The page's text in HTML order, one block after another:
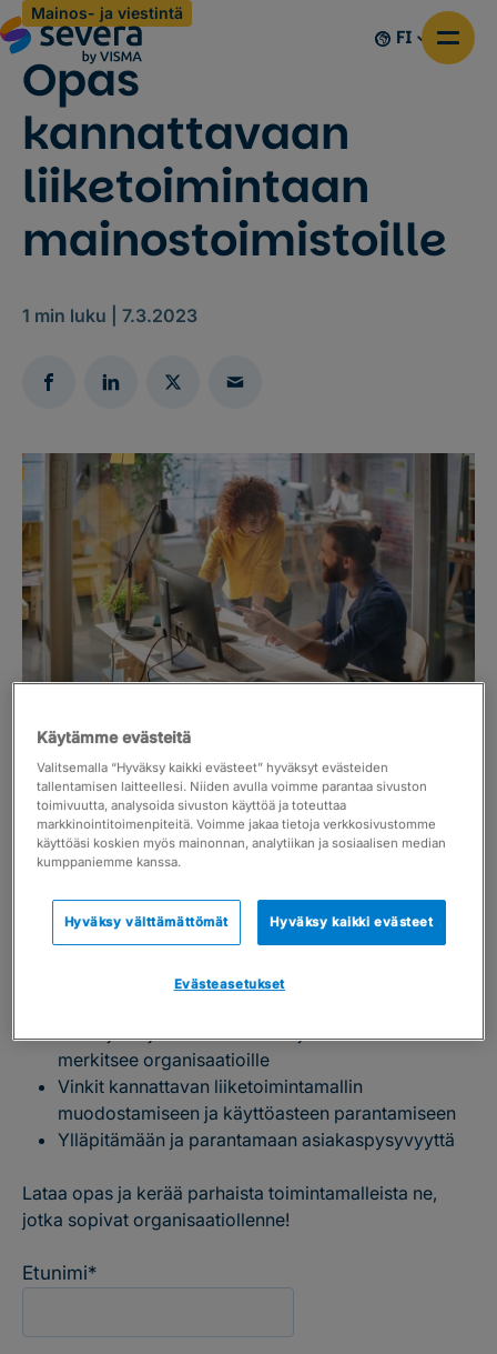
FI
Mainos- ja viestintä
Opas
kannattavaan
liiketoimintaan
mainostoimistoille
1 min luku | 7.3.2023
Kuinka parantaa
mainos- ja
viestintätoimiston
kannattavuutta?
Tämä opas sisältää kansainvälisten asiantuntijoiden
kootut neuvot asiantuntijayritysten kannattavuuden
parantamiseksi. Oppaan lukemalla opit:
merkitsee organisaatioille
Vinkit kannattavan liiketoimintamallin
muodostamiseen ja käyttöasteen parantamiseen
Ylläpitämään ja parantamaan asiakaspysyvyyttä
Lataa opas ja kerää parhaista toimintamalleista ne,
jotka sopivat organisaatiollenne!
Etunimi*
Käytämme evästeitä
Valitsemalla “Hyväksy kaikki evästeet” hyväksyt evästeiden
tallentamisen laitteellesi. Niiden avulla voimme parantaa sivuston
toimivuutta, analysoida sivuston käyttöä ja toteuttaa
markkinointitoimenpiteitä. Voimme jakaa tietoja verkkosivustomme
käyttöäsi koskien myös mainonnan, analytiikan ja sosiaalisen median
kumppaniemme kanssa.
Hyväksy välttämättömät Hyväksy kaikki evästeet
Evästeasetukset